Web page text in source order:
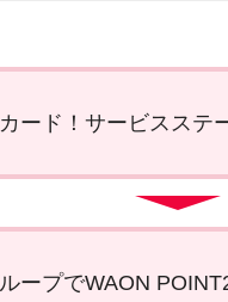
ード！サービスステ
ープでWAON